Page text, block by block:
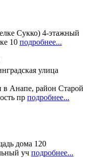
Сукко) 4-этажный
10 подробнее...
улица
в Анапе, район Старой
пр подробнее...
дома 120
уч подробнее...